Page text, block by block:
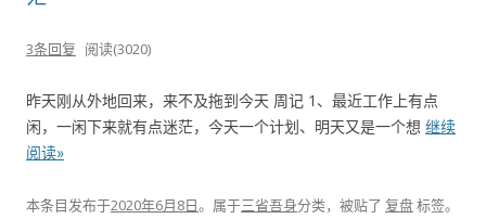
3条回复 阅读(3020)
昨天刚从外地回来，来不及拖到今天 周记 1、最近工作上有点
闲，一闲下来就有点迷茫，今天一个计划、明天又是一个想 继续
阅读»
本条目发布于2020年6月8日。属于三省吾身分类，被贴了 复盘标签。